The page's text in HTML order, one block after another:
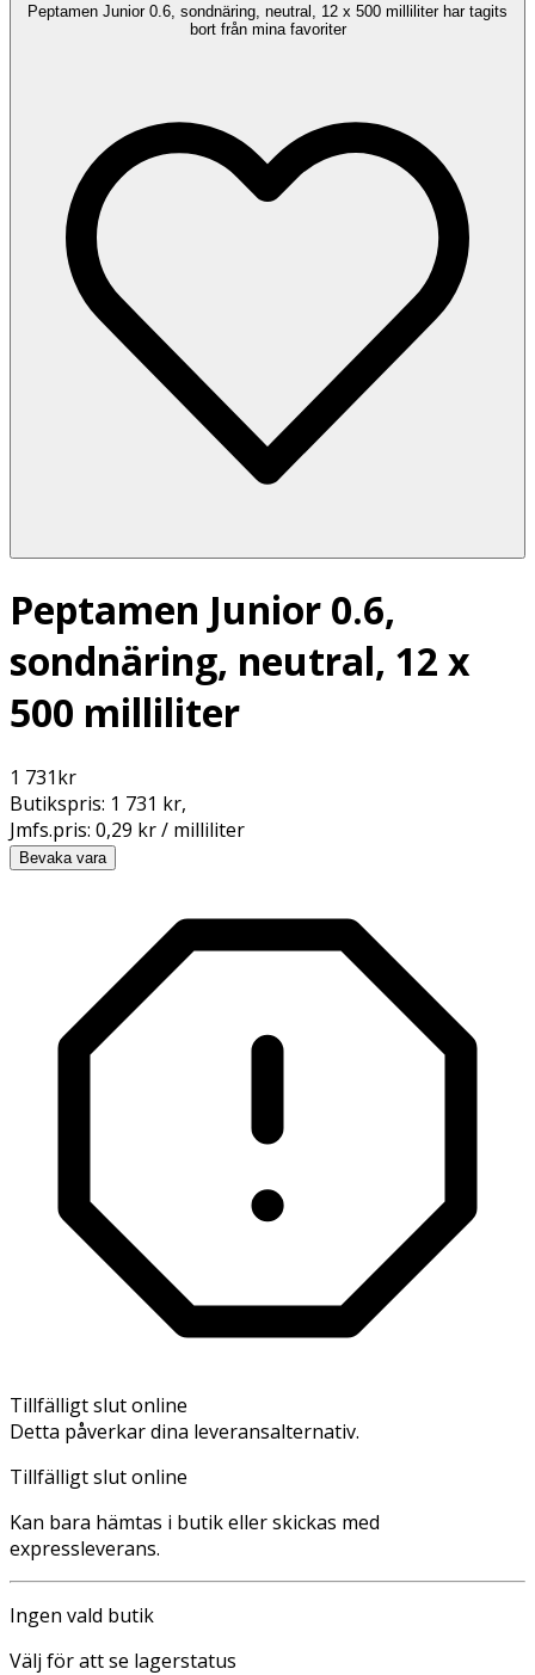
Peptamen Junior 0.6, sondnäring, neutral, 12 x 500 milliliter har tagits
bort från mina favoriter
Peptamen Junior 0.6,
sondnäring, neutral, 12 x
500 milliliter
1 731kr
Butikspris: 1 731 kr,
Jmfs.pris: 0,29 kr / milliliter
Bevaka vara
Tillfälligt slut online
Detta påverkar dina leveransalternativ.
Tillfälligt slut online
Kan bara hämtas i butik eller skickas med
expressleverans.
Ingen vald butik
Välj för att se lagerstatus